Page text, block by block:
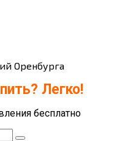
Оренбурга
Легко!
бесплатно